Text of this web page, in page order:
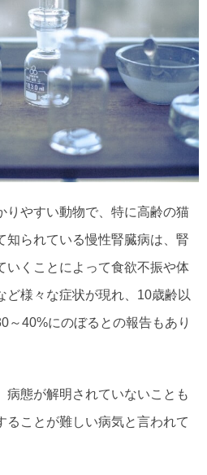
りやすい動物で、特に高齢の猫
知られている慢性腎臓病は、腎
いくことによって食欲不振や体
ど様々な症状が現れ、10歳齢以
～40%にのぼるとの報告もあり
病態が解明されていないことも
ることが難しい病気と言われて